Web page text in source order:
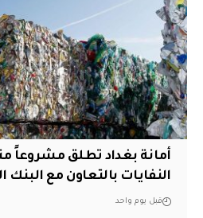
أمانة بغداد تطلق مشروعاً
النفايات بالتعاون مع البنك
قبل يوم واحد